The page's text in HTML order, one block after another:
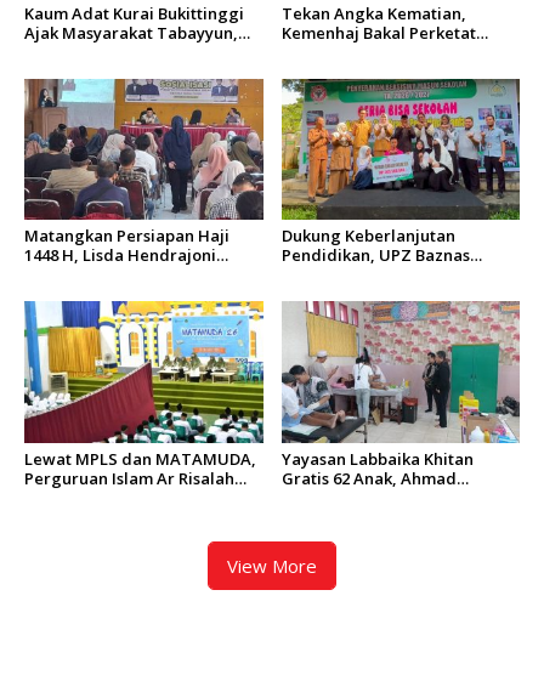
Kaum Adat Kurai Bukittinggi
Ajak Masyarakat Tabayyun,
Ulayat
Tekan Angka Kematian,
Kemenhaj Bakal Perketat
Matangkan Persiapan Haji
1448 H, Lisda Hendrajoni
Dukung Keberlanjutan
Pendidikan, UPZ Baznas
Lewat MPLS dan MATAMUDA,
Perguruan Islam Ar Risalah
Yayasan Labbaika Khitan
Gratis 62 Anak, Ahmad
View More